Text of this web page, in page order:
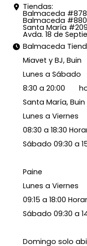
Tiendas:
Balmaceda
Balmaceda
Santa María
Avda. 18 de
Balmaceda
Miavet y BJ, Buin
Lunes a Sábado
8:30 a 20:00
Santa María, Buin
Lunes a Viernes
08:30 a 18:30
Sábado 09:30 a
Paine
Lunes a Viernes
09:15 a 18:00
Sábado 09:30 a
Domingo solo